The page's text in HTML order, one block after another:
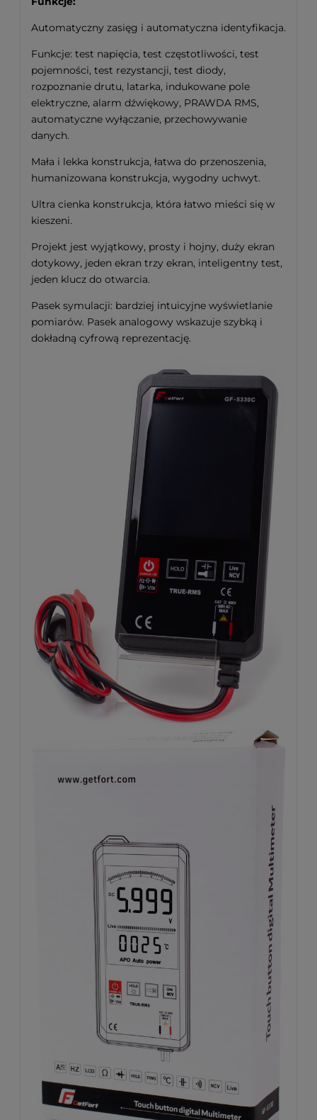
Automatyczny zasięg i automatyczna identyfikacja.
Funkcje: test napięcia, test częstotliwości, test
pojemności, test rezystancji, test diody,
rozpoznanie drutu, latarka, indukowane pole
elektryczne, alarm dźwiękowy, PRAWDA RMS,
automatyczne wyłączanie, przechowywanie
danych.
Mała i lekka konstrukcja, łatwa do przenoszenia,
humanizowana konstrukcja, wygodny uchwyt.
Ultra cienka konstrukcja, która łatwo mieści się w
kieszeni.
Projekt jest wyjątkowy, prosty i hojny, duży ekran
dotykowy, jeden ekran trzy ekran, inteligentny test,
jeden klucz do otwarcia.
Pasek symulacji: bardziej intuicyjne wyświetlanie
pomiarów. Pasek analogowy wskazuje szybką i
dokładną cyfrową reprezentację.